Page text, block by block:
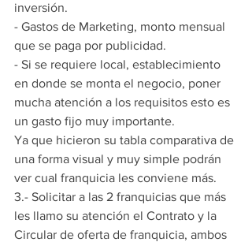
inversión.
- Gastos de Marketing, monto mensual
que se paga por publicidad.
- Si se requiere local, establecimiento
en donde se monta el negocio, poner
mucha atención a los requisitos esto es
un gasto fijo muy importante.
Ya que hicieron su tabla comparativa de
una forma visual y muy simple podrán
ver cual franquicia les conviene más.
3.- Solicitar a las 2 franquicias que más
les llamo su atención el Contrato y la
Circular de oferta de franquicia, ambos